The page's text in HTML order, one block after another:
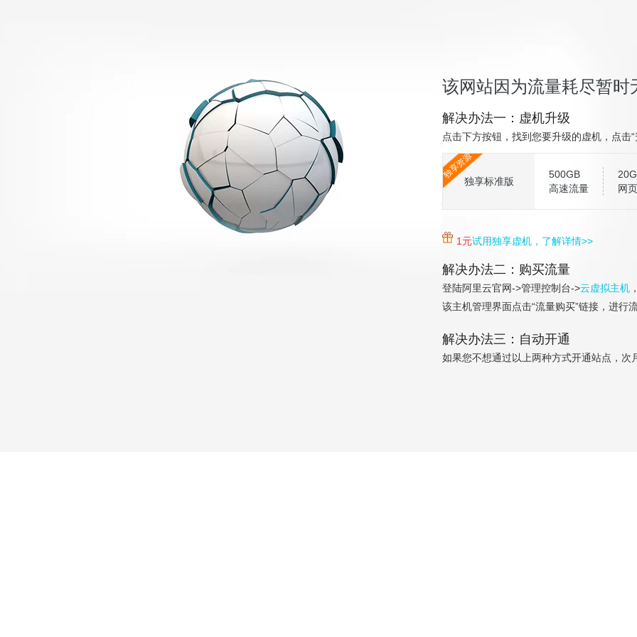
该网站因为流量耗尽暂时
解决办法一：虚机升级
点击下方按钮，找到您要升级的虚机，点击
独享资源
独享标准版
500GB
高速流量
网
1元试用独享虚机，了解详情>>
解决办法二：购买流量
登陆阿里云官网->管理控制台->云虚拟主机
该主机管理界面点击“流量购买”链接，进行
解决办法三：自动开通
如果您不想通过以上两种方式开通站点，次